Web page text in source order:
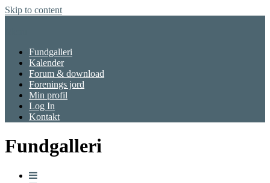
Skip to content
Fundgalleri
Kalender
Forum & download
Forenings jord
Min profil
Log In
Kontakt
Fundgalleri